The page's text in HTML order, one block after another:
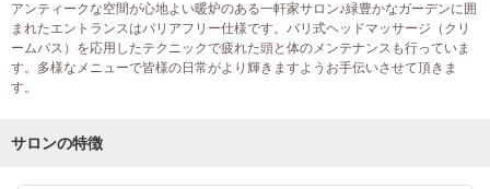
アンティークな空間が心地よい暖炉のある一軒家サロン♪緑豊かなガーデンに囲
まれたエントランスはバリアフリー仕様です。バリ式ヘッドマッサージ（クリ
ームバス）を応用したテクニックで疲れた頭と体のメンテナンスも行っていま
す。多様なメニューで皆様の日常がより輝きますようお手伝いさせて頂きま
す。
サロンの特徴